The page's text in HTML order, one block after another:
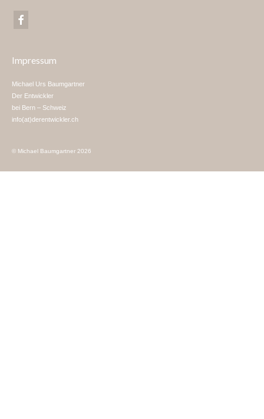
Impressum
Michael Urs Baumgartner
Der Entwickler
bei Bern – Schweiz
info(at)derentwickler.ch
© Michael Baumgartner 2026